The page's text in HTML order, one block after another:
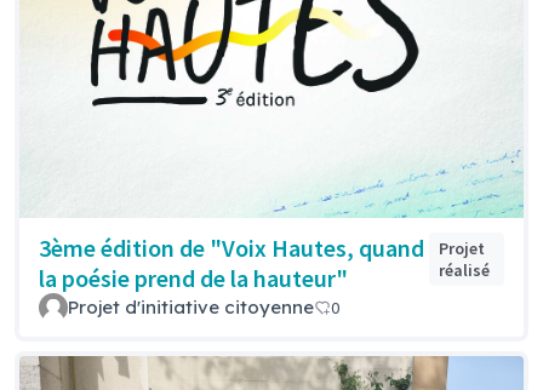
3ème édition de "Voix Hautes, quand
la poésie prend de la hauteur"
Projet
réalisé
Projet d'initiative citoyenne 0